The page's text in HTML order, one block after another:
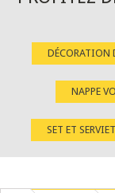
DÉCORATION
NAPPE
SET ET